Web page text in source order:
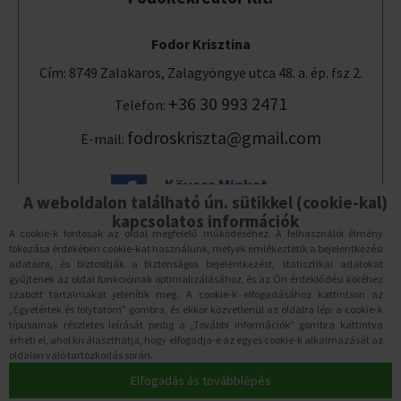
Fodor Krisztina
Cím: 8749 Zalakaros, Zalagyöngye utca 48. a. ép. fsz 2.
Telefon: +36 30 993 2471
E-mail: fodroskriszta@gmail.com
Kövess Minket
Facebook-on is!
ADATVÉDELEM
2017-2026. © Fodrosvizitura.hu
Minden jog fenntartva
A weboldalon található ún. sütikkel (cookie-kal)
kapcsolatos információk
A cookie-k fontosak az oldal megfelelő működéséhez. A felhasználói élmény
fokozása érdekében cookie-kat használunk, melyek emlékeztetik a bejelentkezési
adataira, és biztosítják a biztonságos bejelentkezést, statisztikai adatokat
gyűjtenek az oldal funkcióinak optimalizálásához, és az Ön érdeklődési köréhez
szabott tartalmakat jelenítik meg. A cookie-k elfogadásához kattintson az
„Egyetértek és folytatom” gombra, és ekkor közvetlenül az oldalra lép: a cookie-k
típusainak részletes leírását pedig a „További információk” gombra kattintva
érheti el, ahol kiválaszthatja, hogy elfogadja-e az egyes cookie-k alkalmazását az
oldalon való tartózkodás során.
Elfogadás ás továbblépés